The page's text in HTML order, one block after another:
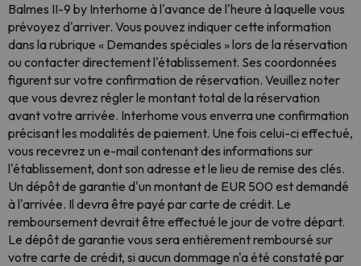
Balmes II-9 by Interhome à l'avance de l'heure à laquelle vous
prévoyez d'arriver. Vous pouvez indiquer cette information
dans la rubrique « Demandes spéciales » lors de la réservation
ou contacter directement l'établissement. Ses coordonnées
figurent sur votre confirmation de réservation. Veuillez noter
que vous devrez régler le montant total de la réservation
avant votre arrivée. Interhome vous enverra une confirmation
précisant les modalités de paiement. Une fois celui-ci effectué,
vous recevrez un e-mail contenant des informations sur
l'établissement, dont son adresse et le lieu de remise des clés.
Un dépôt de garantie d'un montant de EUR 500 est demandé
à l'arrivée. Il devra être payé par carte de crédit. Le
remboursement devrait être effectué le jour de votre départ.
Le dépôt de garantie vous sera entièrement remboursé sur
votre carte de crédit, si aucun dommage n'a été constaté par